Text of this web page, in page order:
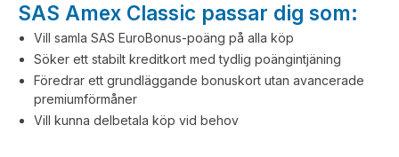
SAS Amex Classic passar dig som:
Vill samla SAS EuroBonus-poäng på alla köp
Söker ett stabilt kreditkort med tydlig poängintjäning
Föredrar ett grundläggande bonuskort utan avancerade
premiumförmåner
Vill kunna delbetala köp vid behov